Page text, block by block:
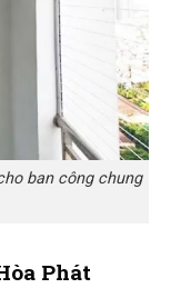
ban công chung
Phát